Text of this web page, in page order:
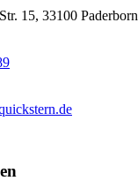
15, 33100 Paderborn